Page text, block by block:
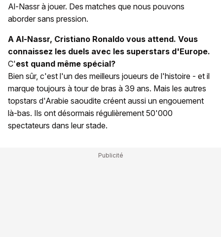
Al-Nassr à jouer. Des matches que nous pouvons
aborder sans pression.
A Al-Nassr, Cristiano Ronaldo vous attend. Vous
connaissez les duels avec les superstars d'Europe.
C'est quand même spécial?
Bien sûr, c'est l'un des meilleurs joueurs de l'histoire - et il
marque toujours à tour de bras à 39 ans. Mais les autres
topstars d'Arabie saoudite créent aussi un engouement
là-bas. Ils ont désormais régulièrement 50'000
spectateurs dans leur stade.